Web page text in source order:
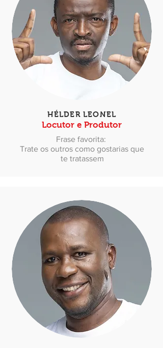
HÉLDER LEONEL
Locutor e Produtor
Frase favorita:
Trate os outros como gostarias que
te tratassem